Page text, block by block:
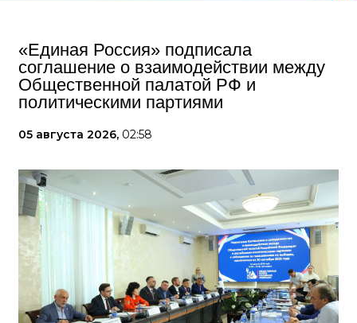
«Единая Россия» подписала
соглашение о взаимодействии между
Общественной палатой РФ и
политическими партиями
05 августа 2026, 02:58